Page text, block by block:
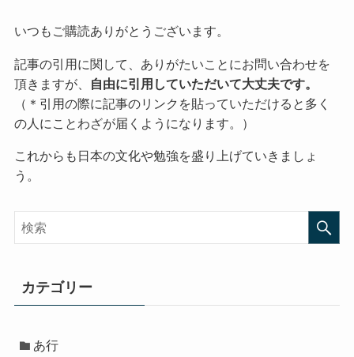
いつもご購読ありがとうございます。
記事の引用に関して、ありがたいことにお問い合わせを
頂きますが、
自由に引用していただいて大丈夫です。
（＊引用の際に記事のリンクを貼っていただけると多く
の人にことわざが届くようになります。）
これからも日本の文化や勉強を盛り上げていきましょ
う。
カテゴリー
あ行